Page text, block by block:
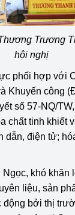
Trương
hội nghị
phối hợp với
Khuyến công
số 57-NQ/
chất tinh khiết
dẫn, điện tử;
khó khăn
liệu, sản
động bởi thị